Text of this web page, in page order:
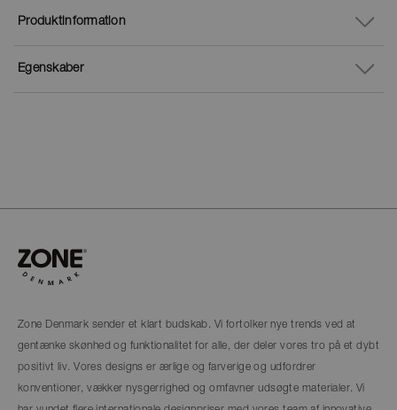
Egenskaber
Produktinformation
Zone Denmark sender et klart budskab. Vi fortolker nye trends ved at
gentænke skønhed og funktionalitet for alle, der deler vores tro på et dybt
positivt liv. Vores designs er ærlige og farverige og udfordrer
konventioner, vækker nysgerrighed og omfavner udsøgte materialer. Vi